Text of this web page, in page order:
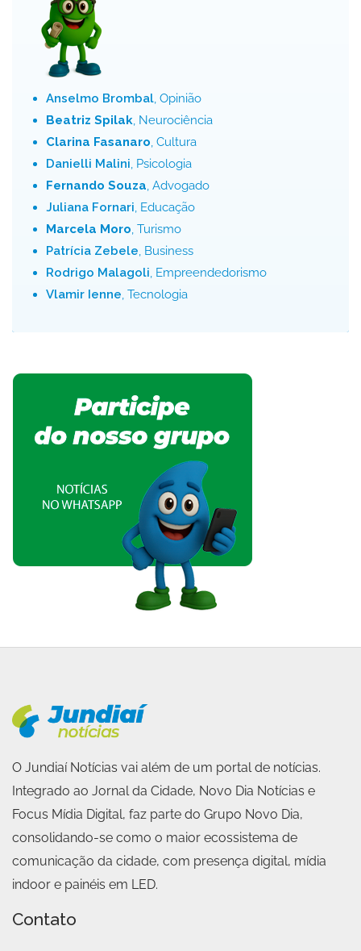
Anselmo Brombal, Opinião
Beatriz Spilak, Neurociência
Clarina Fasanaro, Cultura
Danielli Malini, Psicologia
Fernando Souza, Advogado
Juliana Fornari, Educação
Marcela Moro, Turismo
Patrícia Zebele, Business
Rodrigo Malagoli, Empreendedorismo
Vlamir Ienne, Tecnologia
O Jundiaí Notícias vai além de um portal de notícias.
Integrado ao Jornal da Cidade, Novo Dia Notícias e
Focus Mídia Digital, faz parte do Grupo Novo Dia,
consolidando-se como o maior ecossistema de
comunicação da cidade, com presença digital, mídia
indoor e painéis em LED.
Contato